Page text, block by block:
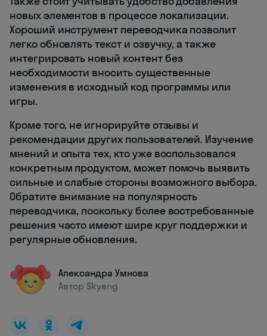
новых элементов в процессе локализации.
Хороший инструмент переводчика позволит
легко обновлять текст и озвучку, а также
интегрировать новый контент без
необходимости вносить существенные
изменения в исходный код программы или
игры.
Кроме того, не игнорируйте отзывы и
рекомендации других пользователей. Изучение
мнений и опыта тех, кто уже воспользовался
конкретным продуктом, может помочь выявить
сильные и слабые стороны возможного выбора.
Обратите внимание на популярность
переводчика, поскольку более востребованные
решения часто имеют шире круг поддержки и
регулярные обновления.
Александра Умнова
Автор Skyeng